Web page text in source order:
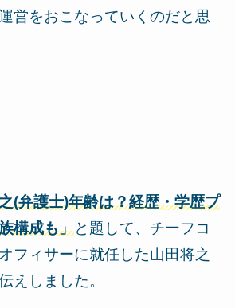
営をおこなっていくのだと思
(弁護士)年齢は？経歴・学歴プ
構成も」 と題して、チーフコ
フィサーに就任した山田将之
えしました。